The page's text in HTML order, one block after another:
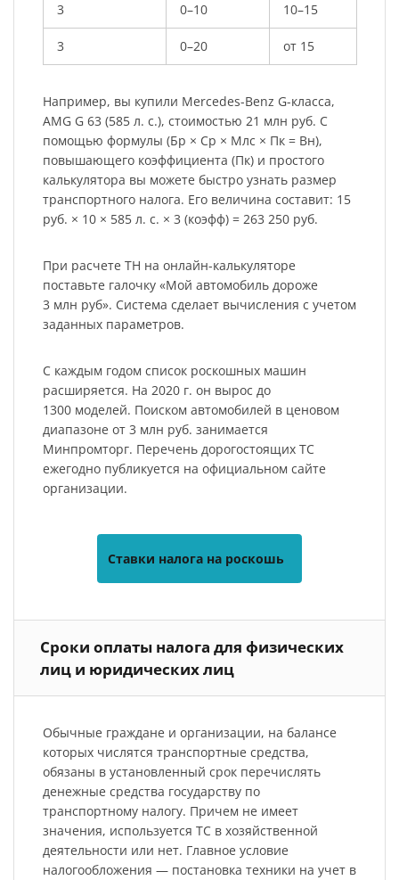
3 0–10 10–15
3 0–20 от 15
Например, вы купили Mercedes-Benz G-класса,
AMG G 63 (585 л. с.), стоимостью 21 млн руб. С
помощью формулы (Бр × Ср × Млс × Пк = Вн),
повышающего коэффициента (Пк) и простого
калькулятора вы можете быстро узнать размер
транспортного налога. Его величина составит: 15
руб. × 10 × 585 л. с. × 3 (коэфф) = 263 250 руб.
При расчете ТН на онлайн-калькуляторе
поставьте галочку «Мой автомобиль дороже
3 млн руб». Система сделает вычисления с учетом
заданных параметров.
С каждым годом список роскошных машин
расширяется. На 2020 г. он вырос до
1300 моделей. Поиском автомобилей в ценовом
диапазоне от 3 млн руб. занимается
Минпромторг. Перечень дорогостоящих ТС
ежегодно публикуется на официальном сайте
организации.
Ставки налога на роскошь
Сроки оплаты налога для физических
лиц и юридических лиц
Обычные граждане и организации, на балансе
которых числятся транспортные средства,
обязаны в установленный срок перечислять
денежные средства государству по
транспортному налогу. Причем не имеет
значения, используется ТС в хозяйственной
деятельности или нет. Главное условие
налогообложения — постановка техники на учет в